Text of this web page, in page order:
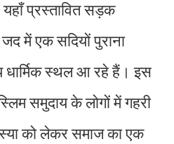
प्रस्तावित सड़क
में एक सदियों पुराना
स्थल आ रहे हैं। इस
समुदाय के लोगों में गहरी
को लेकर समाज का एक